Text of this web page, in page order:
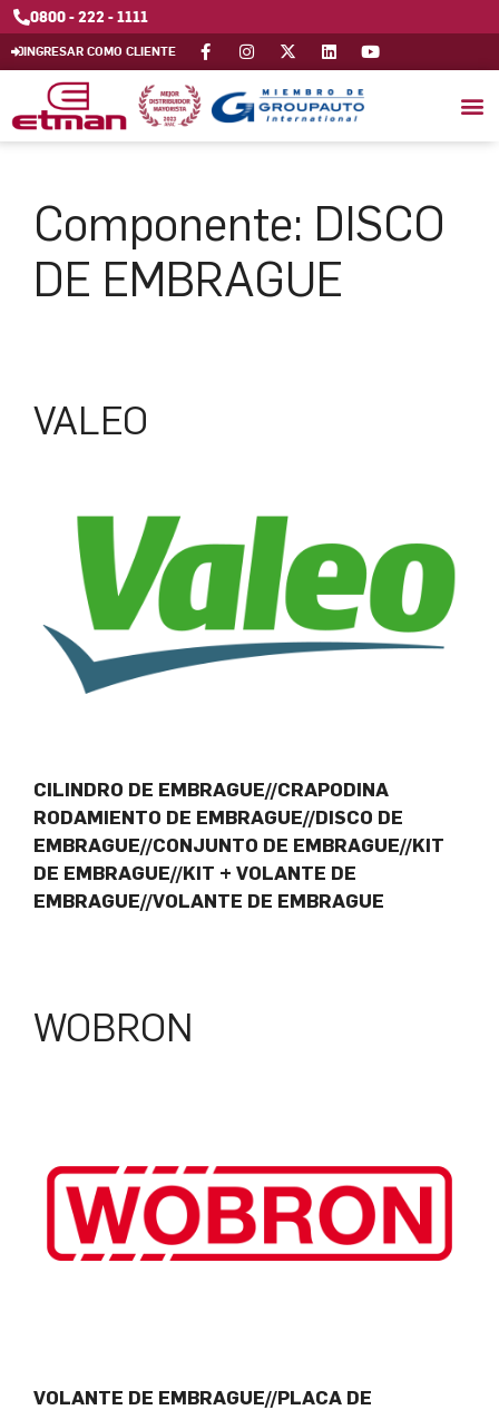
0800 - 222 - 1111
INGRESAR COMO CLIENTE
Componente: DISCO
DE EMBRAGUE
VALEO
CILINDRO DE EMBRAGUE//CRAPODINA
RODAMIENTO DE EMBRAGUE//DISCO DE
EMBRAGUE//CONJUNTO DE EMBRAGUE//KIT
DE EMBRAGUE//KIT + VOLANTE DE
EMBRAGUE//VOLANTE DE EMBRAGUE
WOBRON
VOLANTE DE EMBRAGUE//PLACA DE